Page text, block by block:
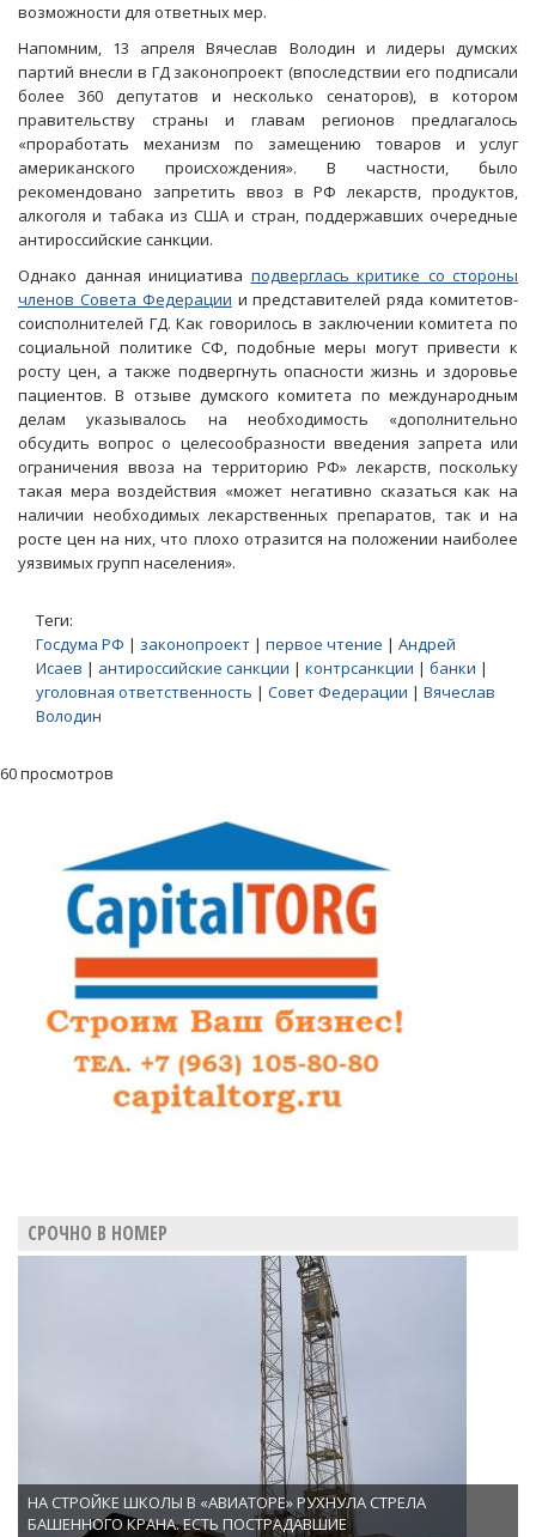
возможности для ответных мер.
Напомним, 13 апреля Вячеслав Володин и лидеры думских
партий внесли в ГД законопроект (впоследствии его подписали
более 360 депутатов и несколько сенаторов), в котором
правительству страны и главам регионов предлагалось
«проработать механизм по замещению товаров и услуг
американского происхождения». В частности, было
рекомендовано запретить ввоз в РФ лекарств, продуктов,
алкоголя и табака из США и стран, поддержавших очередные
антироссийские санкции.
Однако данная инициатива подверглась критике со стороны
членов Совета Федерации и представителей ряда комитетов-
соисполнителей ГД. Как говорилось в заключении комитета по
социальной политике СФ, подобные меры могут привести к
росту цен, а также подвергнуть опасности жизнь и здоровье
пациентов. В отзыве думского комитета по международным
делам указывалось на необходимость «дополнительно
обсудить вопрос о целесообразности введения запрета или
ограничения ввоза на территорию РФ» лекарств, поскольку
такая мера воздействия «может негативно сказаться как на
наличии необходимых лекарственных препаратов, так и на
росте цен на них, что плохо отразится на положении наиболее
уязвимых групп населения».
Теги:
Госдума РФ | законопроект | первое чтение | Андрей
Исаев | антироссийские санкции | контрсанкции | банки |
уголовная ответственность | Совет Федерации | Вячеслав
Володин
60 просмотров
СРОЧНО В НОМЕР
НА СТРОЙКЕ ШКОЛЫ В «АВИАТОРЕ» РУХНУЛА СТРЕЛА
БАШЕННОГО КРАНА. ЕСТЬ ПОСТРАДАВШИЕ